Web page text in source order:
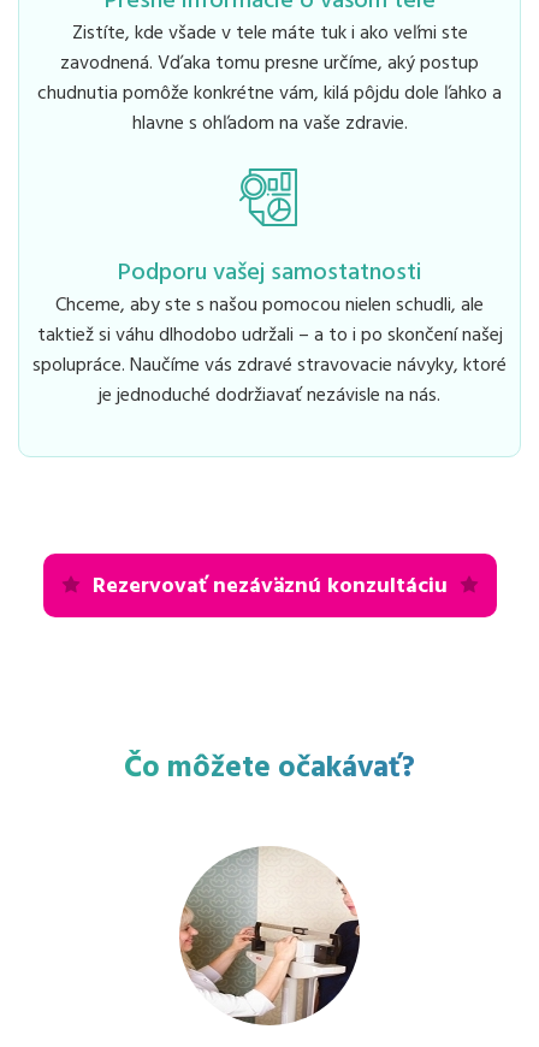
Zistíte, kde všade v tele máte tuk i ako veľmi ste
zavodnená. Vďaka tomu presne určíme, aký postup
chudnutia pomôže konkrétne vám, kilá pôjdu dole ľahko a
hlavne s ohľadom na vaše zdravie.
Podporu vašej samostatnosti
Chceme, aby ste s našou pomocou nielen schudli, ale
taktiež si váhu dlhodobo udržali – a to i po skončení našej
spolupráce. Naučíme vás zdravé stravovacie návyky, ktoré
je jednoduché dodržiavať nezávisle na nás.
Rezervovať nezáväznú konzultáciu
Čo môžete očakávať?